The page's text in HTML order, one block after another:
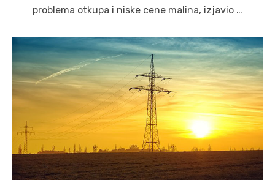
problema otkupa i niske cene malina, izjavio …